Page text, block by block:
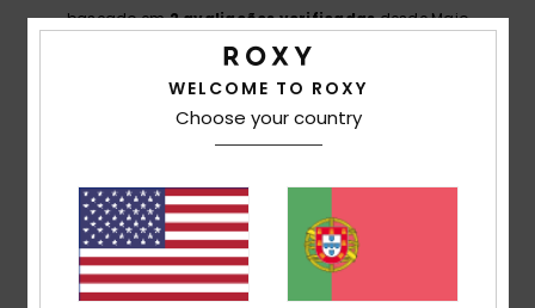
baseado em2 avaliações verificadasdesde Maio
50% dos nossos clientes recomendam este
produto
Conforto
Relação qualidade/preço
WELCOME TO ROXY
Choose your country